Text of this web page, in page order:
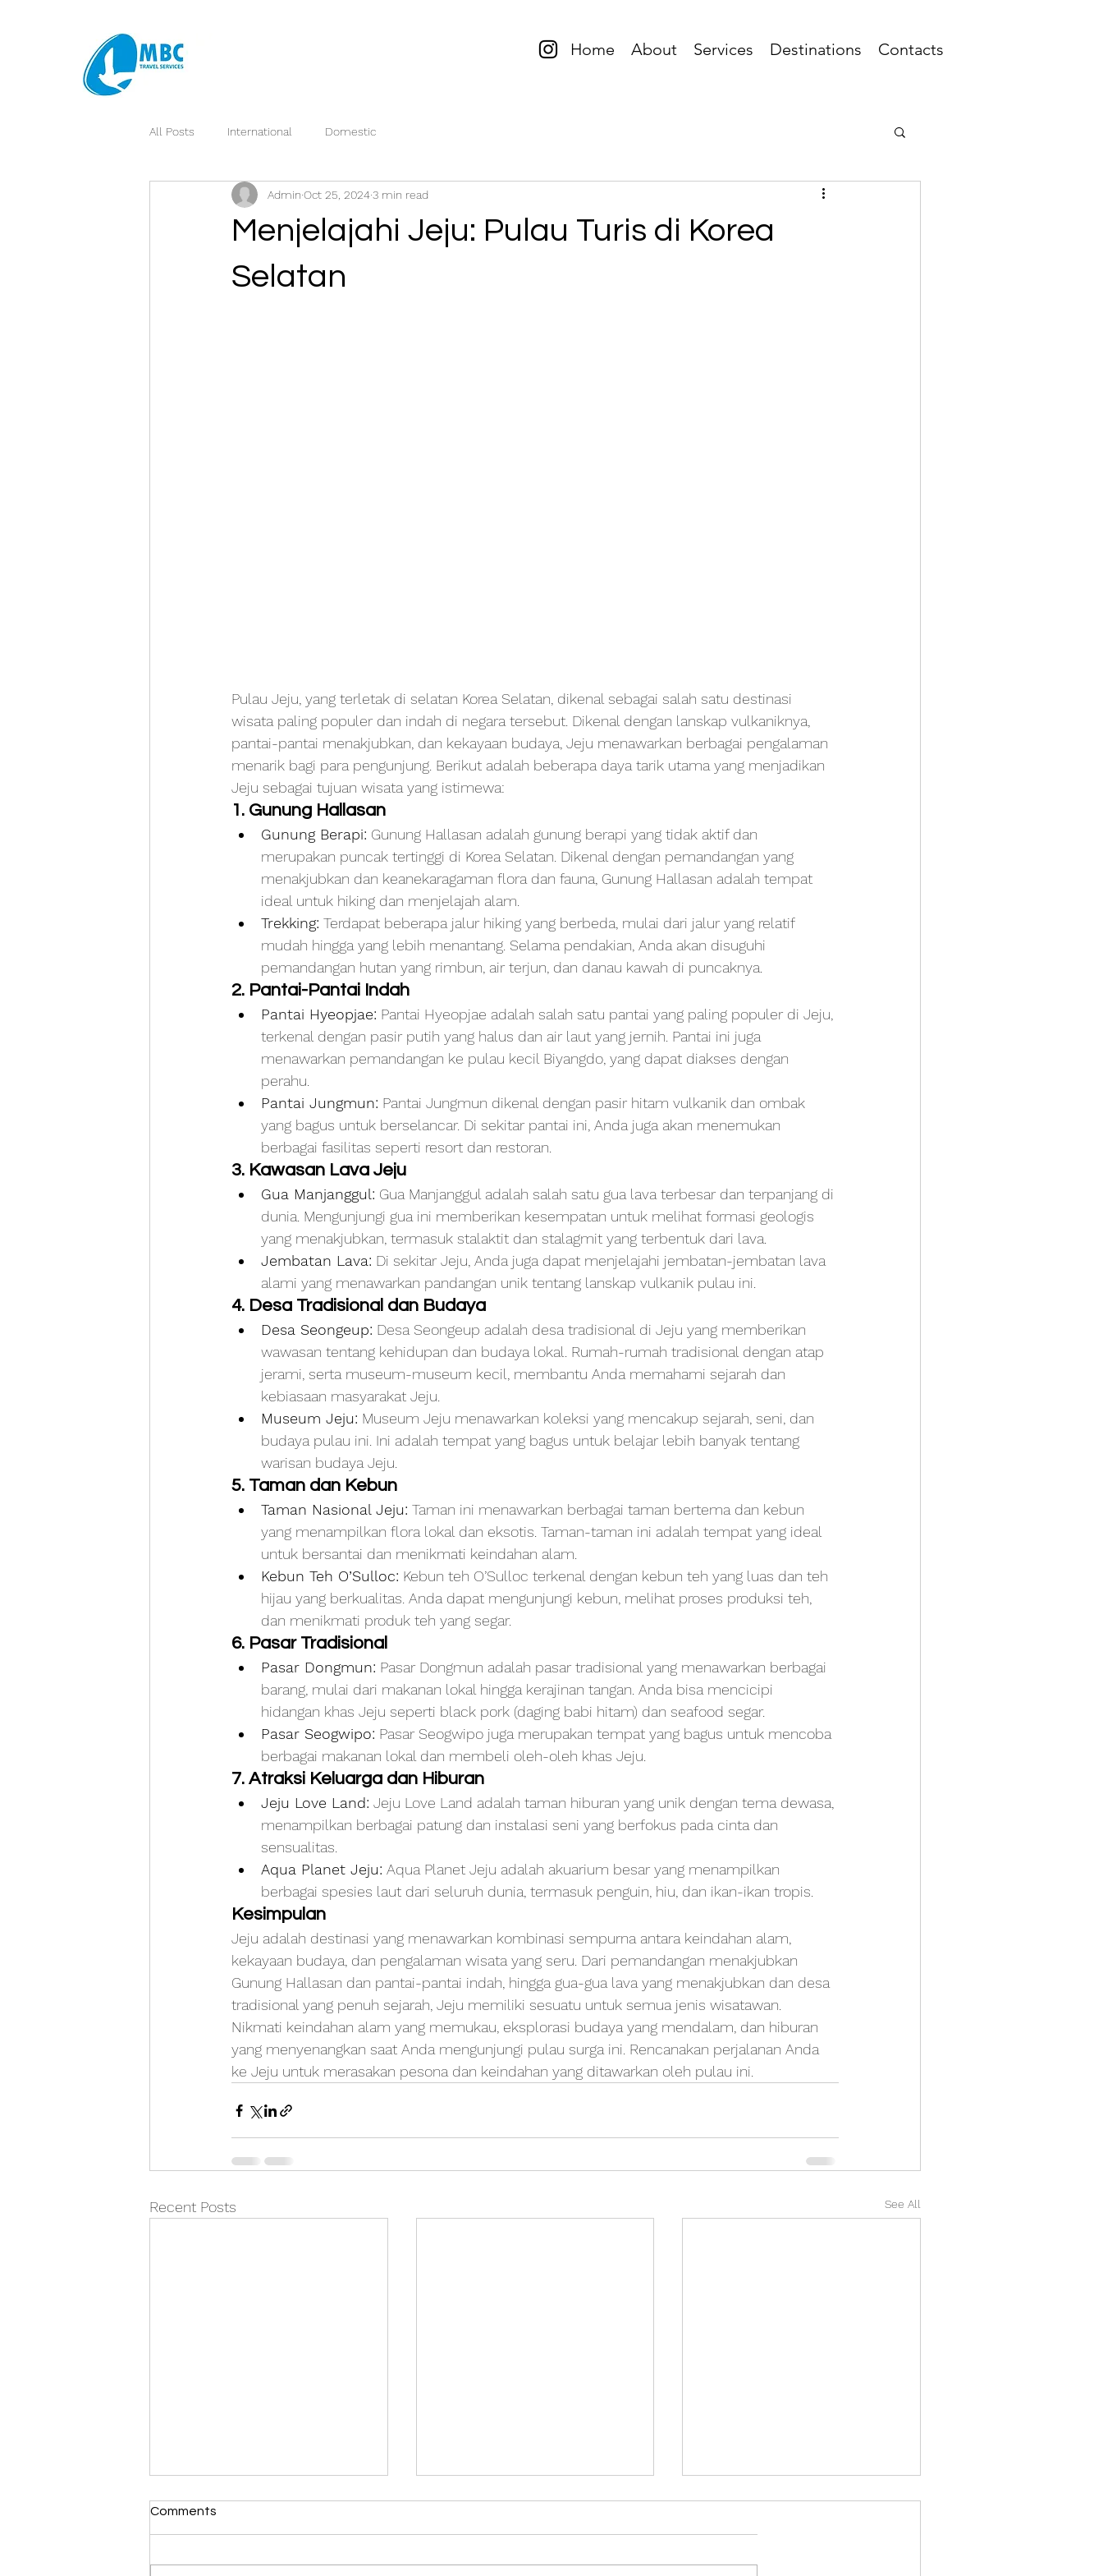
Home About Services Destinations Contacts
All Posts International Domestic
Menjelajahi Jeju: Pulau Turis di Korea
Selatan
Admin Oct 25, 20243 min read
Pulau Jeju, yang terletak di selatan Korea Selatan, dikenal sebagai salah satu destinasi
wisata paling populer dan indah di negara tersebut. Dikenal dengan lanskap vulkaniknya,
pantai-pantai menakjubkan, dan kekayaan budaya, Jeju menawarkan berbagai pengalaman
menarik bagi para pengunjung. Berikut adalah beberapa daya tarik utama yang menjadikan
Jeju sebagai tujuan wisata yang istimewa:
1. Gunung Hallasan
Gunung Berapi: Gunung Hallasan adalah gunung berapi yang tidak aktif dan
merupakan puncak tertinggi di Korea Selatan. Dikenal dengan pemandangan yang
menakjubkan dan keanekaragaman flora dan fauna, Gunung Hallasan adalah tempat
ideal untuk hiking dan menjelajah alam.
Trekking: Terdapat beberapa jalur hiking yang berbeda, mulai dari jalur yang relatif
mudah hingga yang lebih menantang. Selama pendakian, Anda akan disuguhi
pemandangan hutan yang rimbun, air terjun, dan danau kawah di puncaknya.
2. Pantai-Pantai Indah
Pantai Hyeopjae: Pantai Hyeopjae adalah salah satu pantai yang paling populer di Jeju,
terkenal dengan pasir putih yang halus dan air laut yang jernih. Pantai ini juga
menawarkan pemandangan ke pulau kecil Biyangdo, yang dapat diakses dengan
perahu.
Pantai Jungmun: Pantai Jungmun dikenal dengan pasir hitam vulkanik dan ombak
yang bagus untuk berselancar. Di sekitar pantai ini, Anda juga akan menemukan
berbagai fasilitas seperti resort dan restoran.
3. Kawasan Lava Jeju
Gua Manjanggul: Gua Manjanggul adalah salah satu gua lava terbesar dan terpanjang di
dunia. Mengunjungi gua ini memberikan kesempatan untuk melihat formasi geologis
yang menakjubkan, termasuk stalaktit dan stalagmit yang terbentuk dari lava.
Jembatan Lava: Di sekitar Jeju, Anda juga dapat menjelajahi jembatan-jembatan lava
alami yang menawarkan pandangan unik tentang lanskap vulkanik pulau ini.
4. Desa Tradisional dan Budaya
Desa Seongeup: Desa Seongeup adalah desa tradisional di Jeju yang memberikan
wawasan tentang kehidupan dan budaya lokal. Rumah-rumah tradisional dengan atap
jerami, serta museum-museum kecil, membantu Anda memahami sejarah dan
kebiasaan masyarakat Jeju.
Museum Jeju: Museum Jeju menawarkan koleksi yang mencakup sejarah, seni, dan
budaya pulau ini. Ini adalah tempat yang bagus untuk belajar lebih banyak tentang
warisan budaya Jeju.
5. Taman dan Kebun
Taman Nasional Jeju: Taman ini menawarkan berbagai taman bertema dan kebun
yang menampilkan flora lokal dan eksotis. Taman-taman ini adalah tempat yang ideal
untuk bersantai dan menikmati keindahan alam.
Kebun Teh O’Sulloc: Kebun teh O’Sulloc terkenal dengan kebun teh yang luas dan teh
hijau yang berkualitas. Anda dapat mengunjungi kebun, melihat proses produksi teh,
dan menikmati produk teh yang segar.
6. Pasar Tradisional
Pasar Dongmun: Pasar Dongmun adalah pasar tradisional yang menawarkan berbagai
barang, mulai dari makanan lokal hingga kerajinan tangan. Anda bisa mencicipi
hidangan khas Jeju seperti black pork (daging babi hitam) dan seafood segar.
Pasar Seogwipo: Pasar Seogwipo juga merupakan tempat yang bagus untuk mencoba
berbagai makanan lokal dan membeli oleh-oleh khas Jeju.
7. Atraksi Keluarga dan Hiburan
Jeju Love Land: Jeju Love Land adalah taman hiburan yang unik dengan tema dewasa,
menampilkan berbagai patung dan instalasi seni yang berfokus pada cinta dan
sensualitas.
Aqua Planet Jeju: Aqua Planet Jeju adalah akuarium besar yang menampilkan
berbagai spesies laut dari seluruh dunia, termasuk penguin, hiu, dan ikan-ikan tropis.
Kesimpulan
Jeju adalah destinasi yang menawarkan kombinasi sempurna antara keindahan alam,
kekayaan budaya, dan pengalaman wisata yang seru. Dari pemandangan menakjubkan
Gunung Hallasan dan pantai-pantai indah, hingga gua-gua lava yang menakjubkan dan desa
tradisional yang penuh sejarah, Jeju memiliki sesuatu untuk semua jenis wisatawan.
Nikmati keindahan alam yang memukau, eksplorasi budaya yang mendalam, dan hiburan
yang menyenangkan saat Anda mengunjungi pulau surga ini. Rencanakan perjalanan Anda
ke Jeju untuk merasakan pesona dan keindahan yang ditawarkan oleh pulau ini.
Recent Posts See All
Comments